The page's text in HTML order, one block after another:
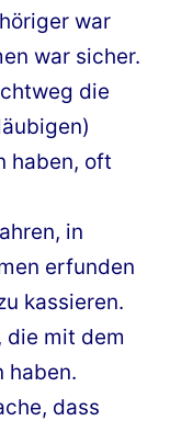
war
war sicher.
die
haben, oft
in
erfunden
kassieren.
die mit dem
haben.
dass